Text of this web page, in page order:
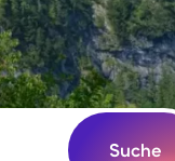
Suche